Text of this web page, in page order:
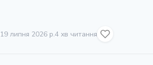
19 липня 2026 р.4 хв читання